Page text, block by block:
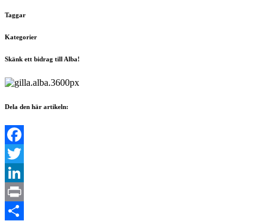
Taggar
Kategorier
Skänk ett bidrag till Alba!
Dela den här artikeln:
Facebook
Twitter
LinkedIn
Print